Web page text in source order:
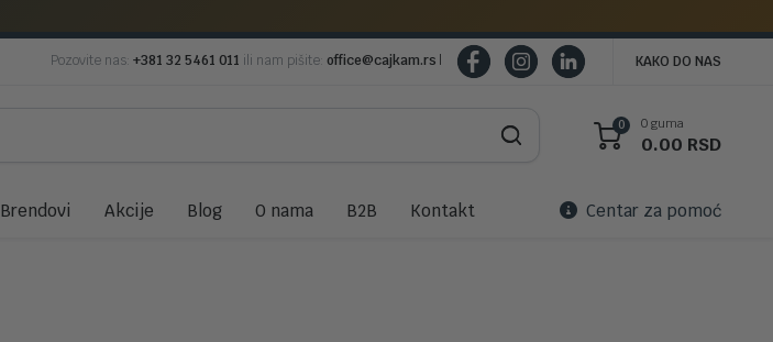
Pozovite nas: +381 32 5461 011 ili nam pišite: office@cajkam.rs | KAKO DO NAS
0 0 guma
0.00 RSD
Brendovi Akcije Blog O nama B2B Kontakt Centar za pomoć